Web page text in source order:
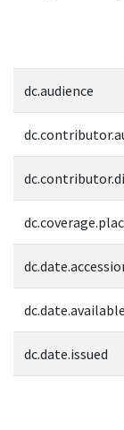
dc.audience
dc.date.available
dc.date.issued